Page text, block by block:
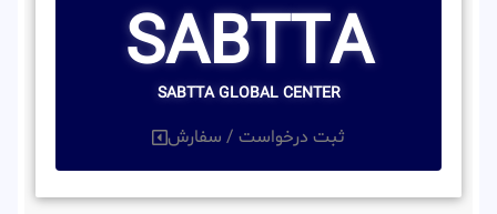
SABTTA
SABTTA GLOBAL CENTER
ثبت درخواست / سفارش